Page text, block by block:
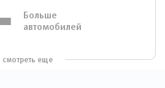
Больше
автомобилей
смотреть еще